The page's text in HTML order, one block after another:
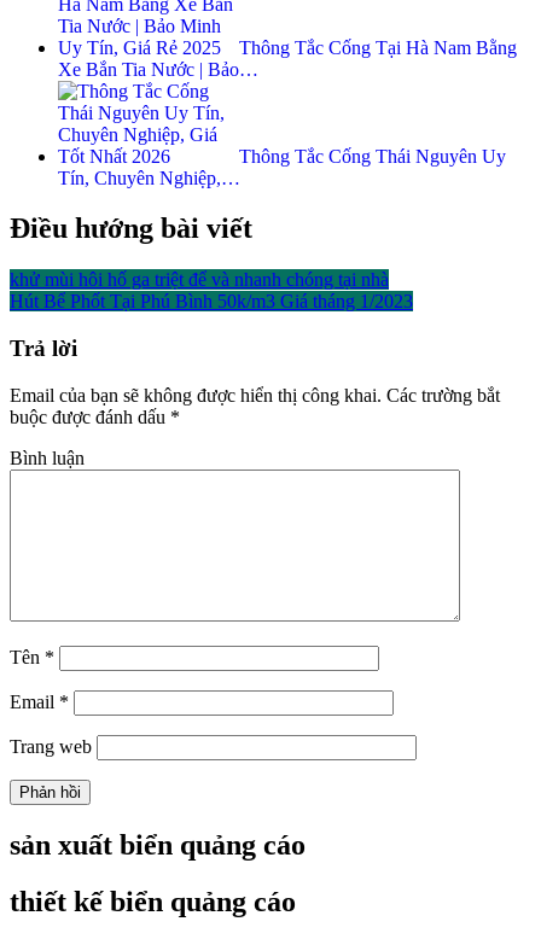
Thông Tắc Cống Tại Hà Nam Bằng
Xe Bắn Tia Nước | Bảo…
Thông Tắc Cống Thái Nguyên Uy
Tín, Chuyên Nghiệp,…
Điều hướng bài viết
khử mùi hôi hố ga triệt để và nhanh chóng tại nhà
Hút Bể Phốt Tại Phú Bình 50k/m3 Giá tháng 1/2023
Trả lời
Email của bạn sẽ không được hiển thị công khai. Các trường bắt
buộc được đánh dấu *
Bình luận
Tên *
Email *
Trang web
sản xuất biển quảng cáo
thiết kế biển quảng cáo